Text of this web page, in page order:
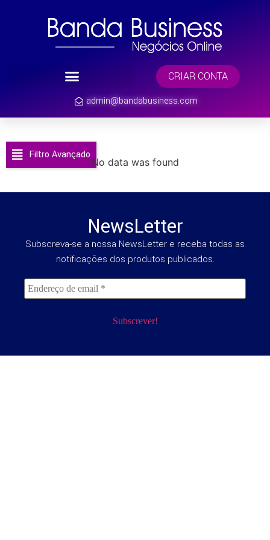
CRIAR CONTA
admin@bandabusiness.com
Filtro Avançado
No data was found
NewsLetter
Subscreva-se a nossa NewsLetter e receba todas as
notificações dos produtos publicados.